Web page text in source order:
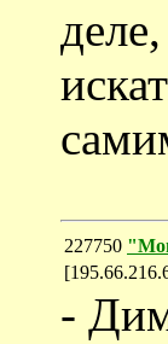
227750
-